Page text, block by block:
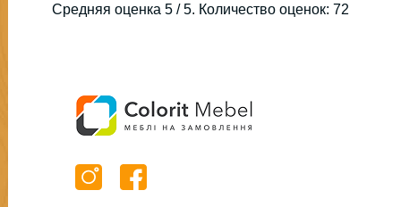
Средняя оценка 5 / 5. Количество оценок: 72